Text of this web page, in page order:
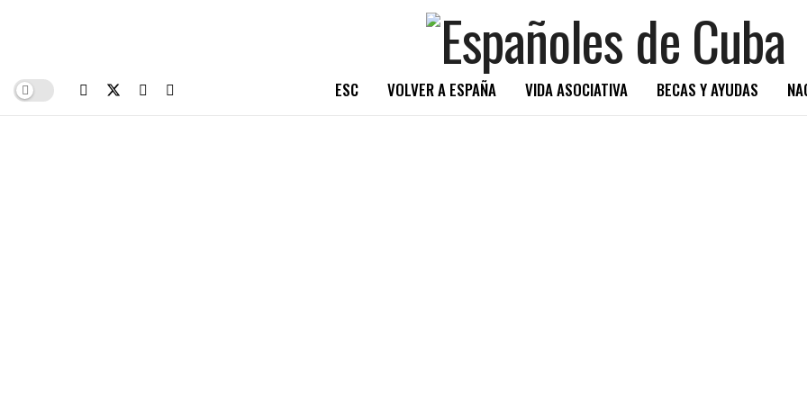
ESC VOLVER A ESPAÑA VIDA ASOCIATIVA BECAS Y AYUDAS